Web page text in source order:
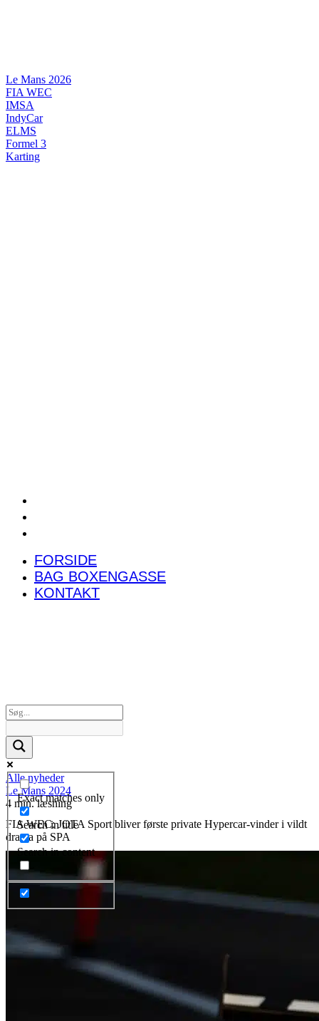
Le Mans 2026
FIA WEC
IMSA
IndyCar
ELMS
Formel 3
Karting
FORSIDE
BAG BOXENGASSE
KONTAKT
Exact matches only
Search in title
Search in content
Alle nyheder
Le Mans 2024
4 min. læsning
FIA WEC: JOTA Sport bliver første private Hypercar-vinder i vildt
drama på SPA